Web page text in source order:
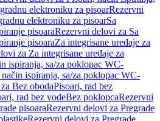
elektroniku za pisoarRezervni
elektroniku za pisoarSa
pisoaraRezervni delovi za Sa
pisoaraZa integrisane uređaje za
za Za integrisane uređaje za
ispiranja, sa/za poklopac WC-
ispiranja, sa/za poklopac WC-
Bez obodaPisoari, rad bez
rad bez vodeBez poklopcaRezervni
pisoaraRezervni delovi za Pregrade
Rezervni delovi za Pregrade